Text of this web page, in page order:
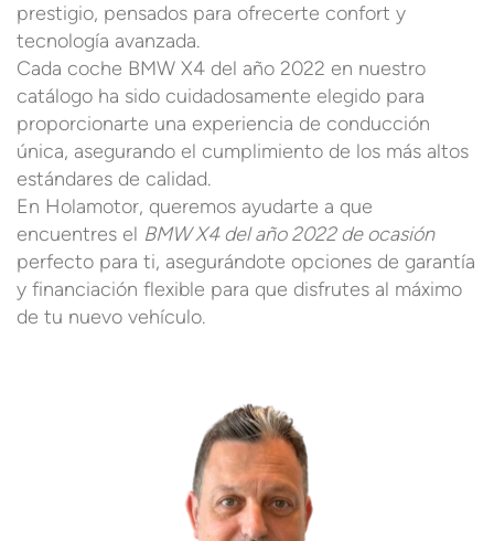
prestigio, pensados para ofrecerte confort y
tecnología avanzada.
Cada coche BMW X4 del año 2022 en nuestro
catálogo ha sido cuidadosamente elegido para
proporcionarte una experiencia de conducción
única, asegurando el cumplimiento de los más altos
estándares de calidad.
En Holamotor, queremos ayudarte a que
encuentres el BMW X4 del año 2022 de ocasión
perfecto para ti, asegurándote opciones de garantía
y financiación flexible para que disfrutes al máximo
de tu nuevo vehículo.